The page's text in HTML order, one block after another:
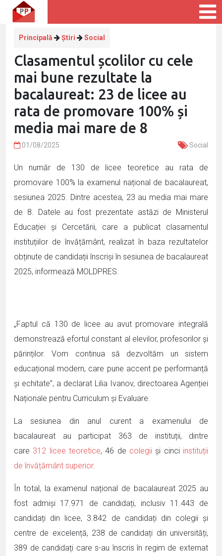
Principală Știri Social
Clasamentul școlilor cu cele
mai bune rezultate la
bacalaureat: 23 de licee au
rata de promovare 100% și
media mai mare de 8
01/08/2025 Social
Un număr de 130 de licee teoretice au rata de
promovare 100% la examenul național de bacalaureat,
sesiunea 2025. Dintre acestea, 23 au media mai mare
de 8. Datele au fost prezentate astăzi de Ministerul
Educației și Cercetării, care a publicat clasamentul
instituțiilor de învățământ, realizat în baza rezultatelor
obținute de candidații înscriși în sesiunea de bacalaureat
2025, informează MOLDPRES.
„Faptul că 130 de licee au avut promovare integrală
demonstrează efortul constant al elevilor, profesorilor și
părinților. Vom continua să dezvoltăm un sistem
educațional modern, care pune accent pe performanță
și echitate”, a declarat Lilia Ivanov, directoarea Agenției
Naționale pentru Curriculum și Evaluare.
La sesiunea din anul curent a examenului de
bacalaureat au participat 363 de instituții, dintre
care 312 licee teoretice, 46 de colegii și cinci instituții
de învățământ superior.
În total, la examenul național de bacalaureat 2025 au
fost admiși 17.971 de candidați, inclusiv 11.443 de
candidați din licee, 3.842 de candidați din colegii și
centre de excelență, 238 de candidați din universități,
389 de candidați care s-au înscris în regim de externat